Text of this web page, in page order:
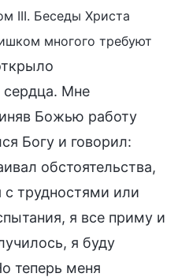
III. Беседы Христа
многого требуют
сердца. Мне
Божью работу
Богу и говорил:
обстоятельства,
с трудностями или
я все приму и
я буду
теперь меня